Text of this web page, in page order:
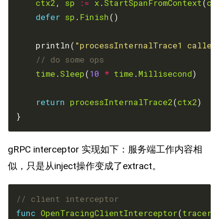
ctx2 , sp := x .StartSpanFromContext(
defer sp . Finish
	println(
"processInternalTrace1
// do some ops
time .Sleep(10 * time . Millisecond
return processInternalTrace2(ctx2
}
gRPC interceptor 实现如下：服务端工作内容相
似，只是从inject操作变成了extract。
// client interceptor
func OpenTracingClientInterceptor(tracer